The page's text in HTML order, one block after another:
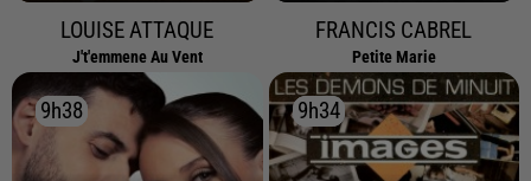
LOUISE ATTAQUE
J't'emmene Au Vent
FRANCIS CABREL
Petite Marie
9h38
9h38 9h34
9h34